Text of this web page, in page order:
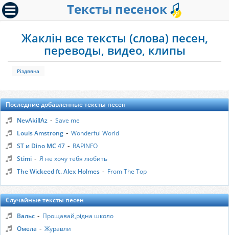
Тексты песенок
Жаклін все тексты (слова) песен,
переводы, видео, клипы
Різдвяна
Последние добавленные тексты песен
NevAkillAz - Save me
Louis Amstrong - Wonderful World
ST и Dino MC 47 - RAPINFO
Stimi - Я не хочу тебя любить
The Wickeed ft. Alex Holmes - From The Top
Случайные тексты песен
Вальс - Прощавай,рідна школо
Омела - Журавли